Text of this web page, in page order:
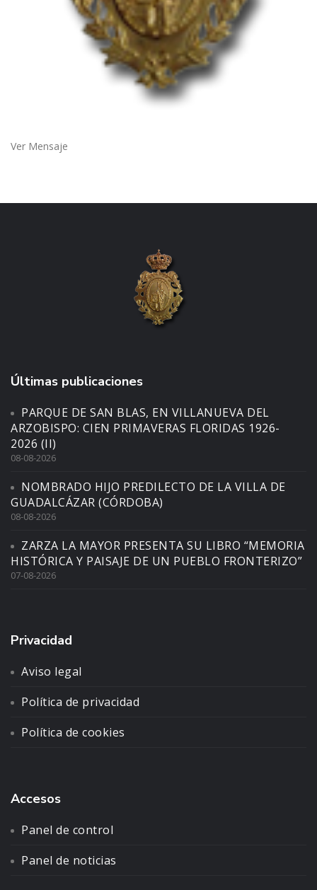
Ver Mensaje
Últimas publicaciones
PARQUE DE SAN BLAS, EN VILLANUEVA DEL
ARZOBISPO: CIEN PRIMAVERAS FLORIDAS 1926-
2026 (II)
08-08-2026
NOMBRADO HIJO PREDILECTO DE LA VILLA DE
GUADALCÁZAR (CÓRDOBA)
08-08-2026
ZARZA LA MAYOR PRESENTA SU LIBRO “MEMORIA
HISTÓRICA Y PAISAJE DE UN PUEBLO FRONTERIZO”
07-08-2026
Privacidad
Aviso legal
Política de privacidad
Política de cookies
Accesos
Panel de control
Panel de noticias